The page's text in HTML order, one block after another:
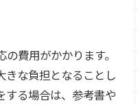
費用がかかります。
きな負担となることし
する場合は、参考書や